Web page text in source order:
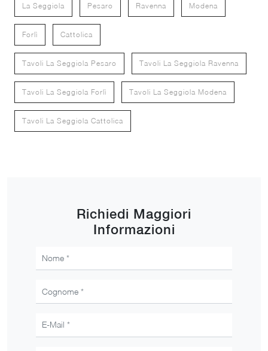
La Seggiola Pesaro Ravenna Modena
Forlì Cattolica
Tavoli La Seggiola Pesaro Tavoli La Seggiola Ravenna
Tavoli La Seggiola Forlì Tavoli La Seggiola Modena
Tavoli La Seggiola Cattolica
Richiedi Maggiori
Informazioni